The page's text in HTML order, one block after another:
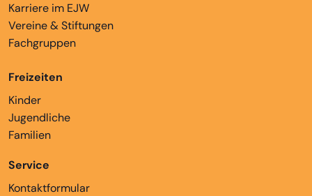
Karriere im EJW
Vereine & Stiftungen
Fachgruppen
Freizeiten
Kinder
Jugendliche
Familien
Service
Kontaktformular